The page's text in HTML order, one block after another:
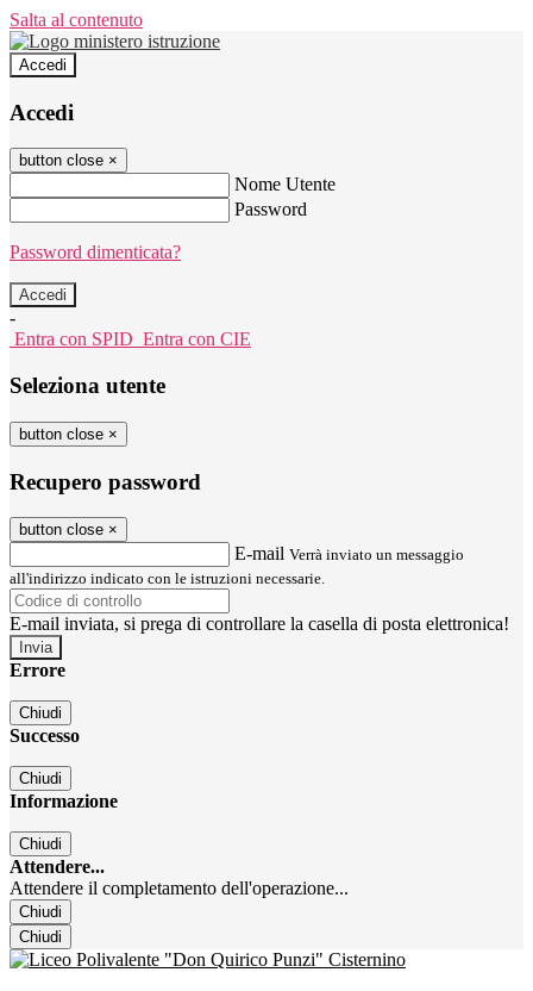
Salta al contenuto
Accedi
Accedi
button close ×
Nome Utente
Password
Password dimenticata?
-
Entra con SPID Entra con CIE
Seleziona utente
button close ×
Recupero password
button close ×
E-mail Verrà inviato un messaggio
all'indirizzo indicato con le istruzioni necessarie.
E-mail inviata, si prega di controllare la casella di posta elettronica!
Errore
Chiudi
Successo
Chiudi
Informazione
Chiudi
Attendere...
Attendere il completamento dell'operazione...
Chiudi
Chiudi